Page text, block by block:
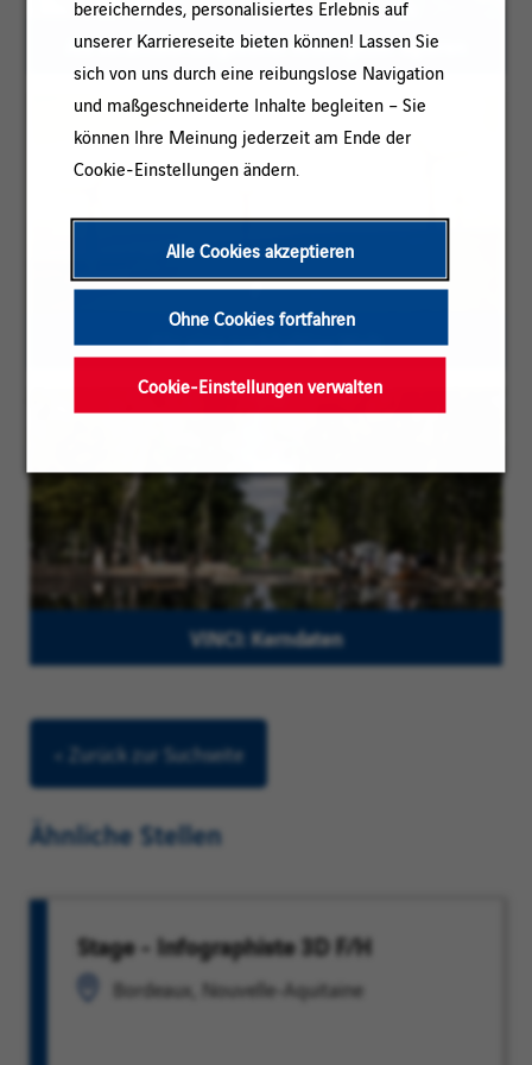
bereicherndes, personalisiertes Erlebnis auf
unserer Karriereseite bieten können! Lassen Sie
sich von uns durch eine reibungslose Navigation
und maßgeschneiderte Inhalte begleiten – Sie
können Ihre Meinung jederzeit am Ende der
Cookie-Einstellungen ändern.
Alle Cookies akzeptieren
Ohne Cookies fortfahren
Cookie-Einstellungen verwalten
Als verantwortungsvoller Arbeitgeber agieren
Für eine nachhaltige Welt
VINCI: Kerndaten
< Zurück zur Suchseite
Ähnliche Stellen
Stage - Infographiste 3D F/H
Bordeaux, Nouvelle-Aquitaine